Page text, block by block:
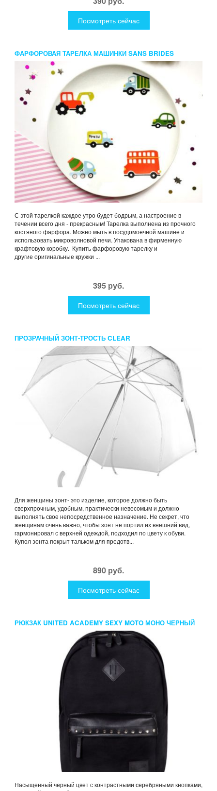
Посмотреть сейчас
ФАРФОРОВАЯ ТАРЕЛКА МАШИНКИ SANS BRIDES
С этой тарелкой каждое утро будет бодрым, а настроение в
течении всего дня - прекрасным! Тарелка выполнена из прочного
костяного фарфора. Можно мыть в посудомоечной машине и
использовать микроволновой печи. Упакована в фирменную
крафтовую коробку. Купить фарфоровую тарелку и
другие оригинальные кружки ...
395 руб.
Посмотреть сейчас
ПРОЗРАЧНЫЙ ЗОНТ-ТРОСТЬ CLEAR
Для женщины зонт- это изделие, которое должно быть
сверхпрочным, удобным, практически невесомым и должно
выполнять свое непосредственное назначение. Не секрет, что
женщинам очень важно, чтобы зонт не портил их внешний вид,
гармонировал с верхней одеждой, подходил по цвету к обуви.
Купол зонта покрыт тальком для предотв...
890 руб.
Посмотреть сейчас
РЮКЗАК UNITED ACADEMY SEXY MOTO МОНО ЧЕРНЫЙ
Насыщенный черный цвет с контрастными серебряными кнопками,